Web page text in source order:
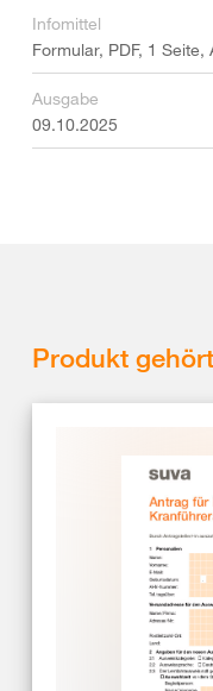
Infomittel
Formular, PDF, 1 Seite,
Ausgabe
09.10.2025
Produkt